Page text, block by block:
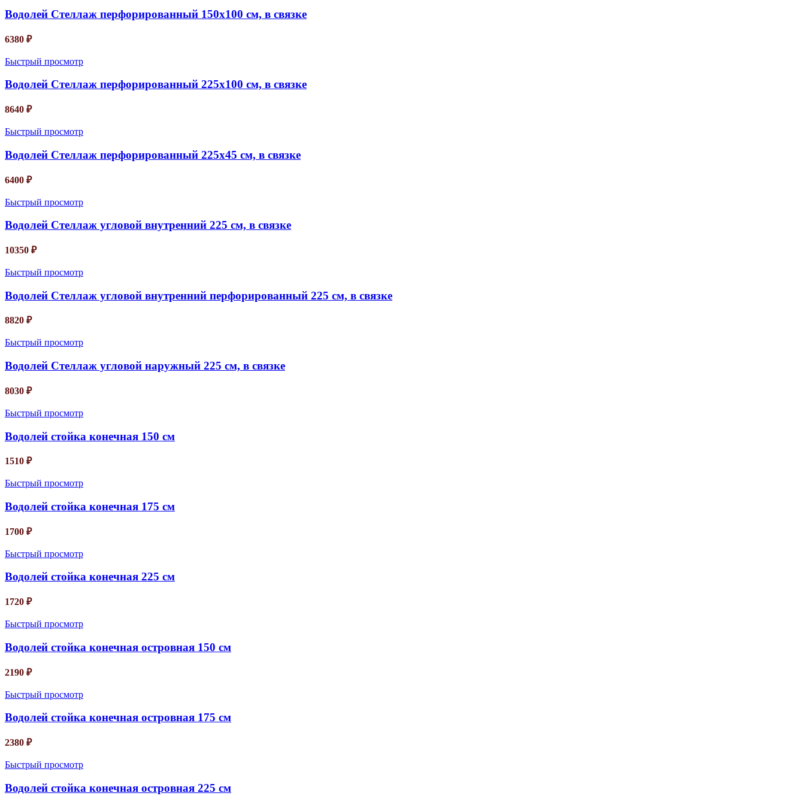
Водолей Стеллаж перфорированный 150х100 см, в связке
6380 ₽
Быстрый просмотр
Водолей Стеллаж перфорированный 225х100 см, в связке
8640 ₽
Быстрый просмотр
Водолей Стеллаж перфорированный 225х45 см, в связке
6400 ₽
Быстрый просмотр
Водолей Стеллаж угловой внутренний 225 см, в связке
10350 ₽
Быстрый просмотр
Водолей Стеллаж угловой внутренний перфорированный 225 см, в связке
8820 ₽
Быстрый просмотр
Водолей Стеллаж угловой наружный 225 см, в связке
8030 ₽
Быстрый просмотр
Водолей стойка конечная 150 см
1510 ₽
Быстрый просмотр
Водолей стойка конечная 175 см
1700 ₽
Быстрый просмотр
Водолей стойка конечная 225 см
1720 ₽
Быстрый просмотр
Водолей стойка конечная островная 150 см
2190 ₽
Быстрый просмотр
Водолей стойка конечная островная 175 см
2380 ₽
Быстрый просмотр
Водолей стойка конечная островная 225 см